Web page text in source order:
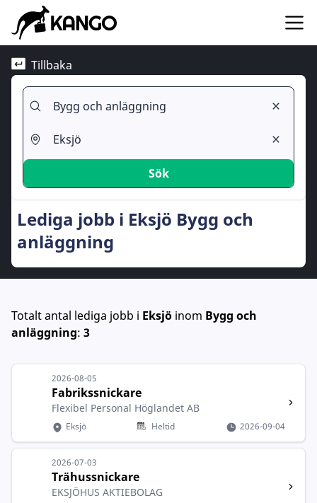
Tillbaka
Sök
Lediga jobb i Eksjö Bygg och
anläggning
Totalt antal lediga jobb i Eksjö inom Bygg och
anläggning: 3
2026-08-05
Fabrikssnickare
Flexibel Personal Höglandet AB
Eksjö Heltid 2026-09-04
2026-07-03
Trähussnickare
EKSJÖHUS AKTIEBOLAG